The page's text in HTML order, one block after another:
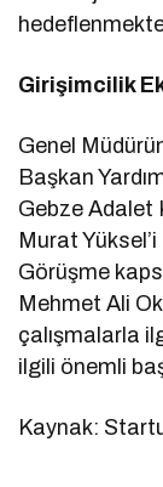
Girişimcilik
Genel
Başkan
Gebze Adalet
Murat
Görüşme
Mehmet Ali
çalışmalarla
ilgili önemli
Kaynak: